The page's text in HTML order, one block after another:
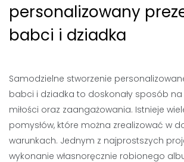
personalizowany
babci i dziadka
Samodzielne stworzenie
babci i dziadka to doskonały sposób
miłości oraz zaangażowania. Istnieje
pomysłów, które można zrealizować w
warunkach. Jednym z najprostszych
wykonanie własnoręcznie robionego